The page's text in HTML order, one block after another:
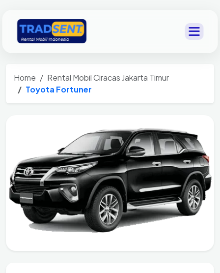
Home
Rental Mobil Ciracas Jakarta Timur
Toyota Fortuner